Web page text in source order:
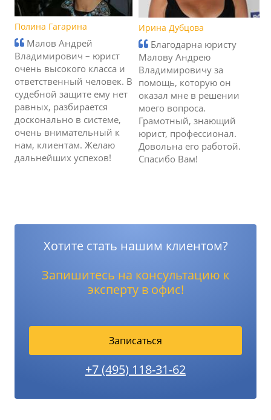
Полина Гагарина
Малов Андрей
Владимирович – юрист
очень высокого класса и
ответственный человек. В
судебной защите ему нет
равных, разбирается
досконально в системе,
очень внимательный к
нам, клиентам. Желаю
дальнейших успехов!
Ирина Дубцова
Благодарна юристу
Малову Андрею
Владимировичу за
помощь, которую он
оказал мне в решении
моего вопроса.
Грамотный, знающий
юрист, профессионал.
Довольна его работой.
Спасибо Вам!
Хотите стать нашим клиентом?
Запишитесь на консультацию к
эксперту в офис!
Записаться
+7 (495) 118-31-62